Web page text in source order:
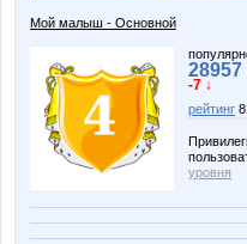
Мой малыш - Основной
-7 ↓
рейтинг
уровня